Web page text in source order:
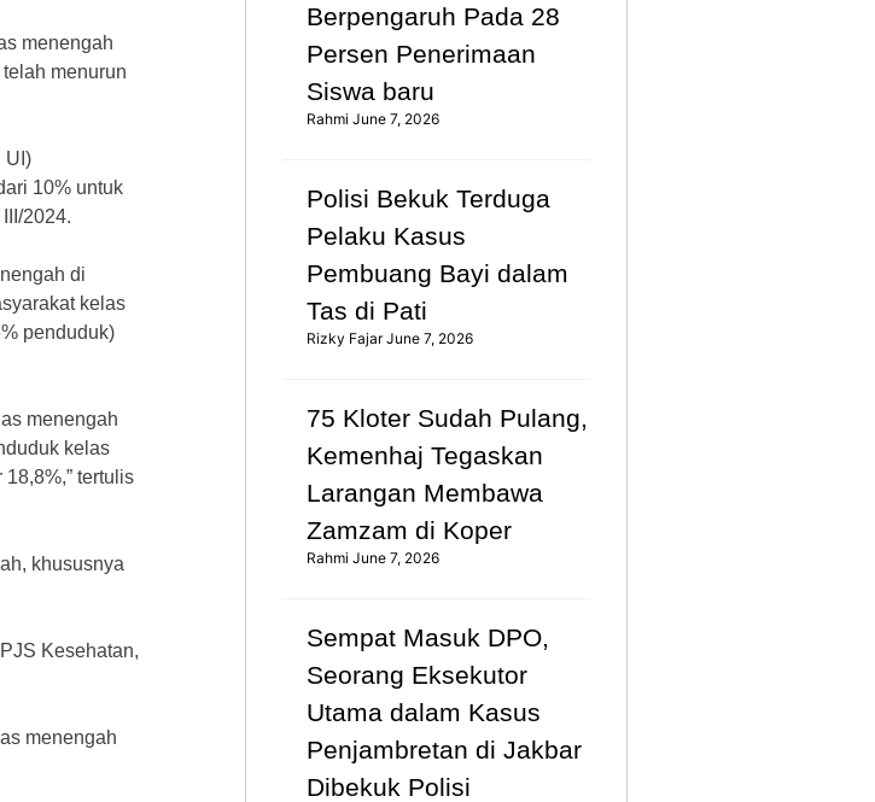
menengah
menurun
UI)
10% untuk
2024.
di
kelas
penduduk)
menengah
kelas
tertulis
khususnya
Kesehatan,
menengah
Berpengaruh Pada 28
Persen Penerimaan
Siswa baru
RahmiJune 7, 2026
Polisi Bekuk Terduga
Pelaku Kasus
Pembuang Bayi dalam
Tas di Pati
Rizky FajarJune 7, 2026
75 Kloter Sudah Pulang,
Kemenhaj Tegaskan
Larangan Membawa
Zamzam di Koper
RahmiJune 7, 2026
Sempat Masuk DPO,
Seorang Eksekutor
Utama dalam Kasus
Penjambretan di Jakbar
Dibekuk Polisi